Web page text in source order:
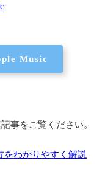
Music
事をご覧ください。
をわかりやすく解説